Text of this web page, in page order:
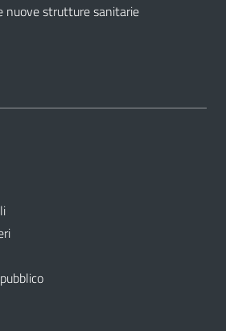
nuove strutture sanitarie